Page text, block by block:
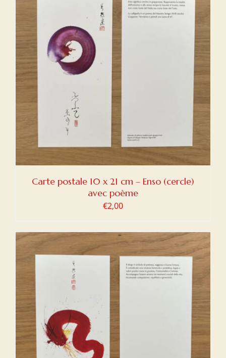
Carte postale 10 x 21 cm – Enso (cercle)
avec poème
€2,00